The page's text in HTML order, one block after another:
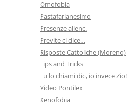
Omofobia
Pastafarianesimo
Presenze aliene.
Previte ci dice…
Risposte Cattoliche (Moreno)
Tips and Tricks
Tu lo chiami dio, io invece Zio!
Video Pontilex
Xenofobia